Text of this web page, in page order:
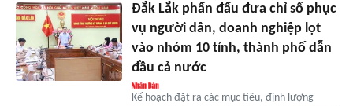
Đắk Lắk phấn đấu đưa chỉ số phục
vụ người dân, doanh nghiệp lọt
vào nhóm 10 tỉnh, thành phố dẫn
đầu cả nước
Kế hoạch đặt ra các mục tiêu, định lượng